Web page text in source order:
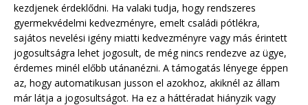
kezdjenek érdeklődni. Ha valaki tudja, hogy rendszeres
gyermekvédelmi kedvezményre, emelt családi pótlékra,
sajátos nevelési igény miatti kedvezményre vagy más érintett
jogosultságra lehet jogosult, de még nincs rendezve az ügye,
érdemes minél előbb utánanézni. A támogatás lényege éppen
az, hogy automatikusan jusson el azokhoz, akiknél az állam
már látja a jogosultságot. Ha ez a háttéradat hiányzik vagy